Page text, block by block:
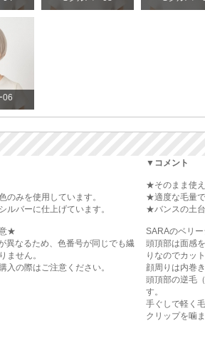
06
のみを使用しています。
ルバーに仕上げています。
★
異なるため、色番号が同じでも繊
ません。
入の際はご注意ください。
▼コメント
★そのまま使え
★適度な毛量で
★バンスの土台
SARAのベリー
頭頂部は面感
りなのでカッ
顔周りは内巻
頭頂部の逆毛
す。
手ぐしで軽く
クリップを噛